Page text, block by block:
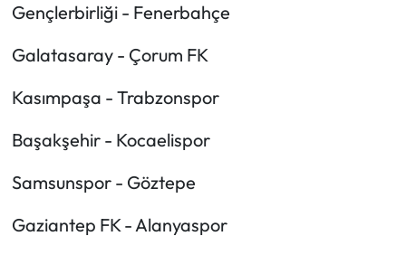
Gençlerbirliği - Fenerbahçe
Galatasaray - Çorum FK
Kasımpaşa - Trabzonspor
Başakşehir - Kocaelispor
Samsunspor - Göztepe
Gaziantep FK - Alanyaspor